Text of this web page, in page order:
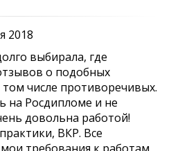
2018
выбирала, где
о подобных
числе противоречивых.
на Росдипломе и не
довольна работой!
ВКР. Все